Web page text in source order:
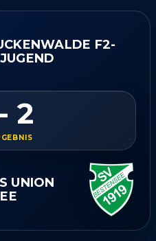
F2-
JUGEND
2
B